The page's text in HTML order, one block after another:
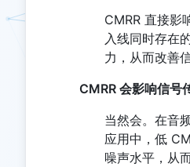
CMRR 直接影
入线同时存在
力，从而改善
CMRR 会影响信号
当然会。在音
应用中，低
噪声水平，从